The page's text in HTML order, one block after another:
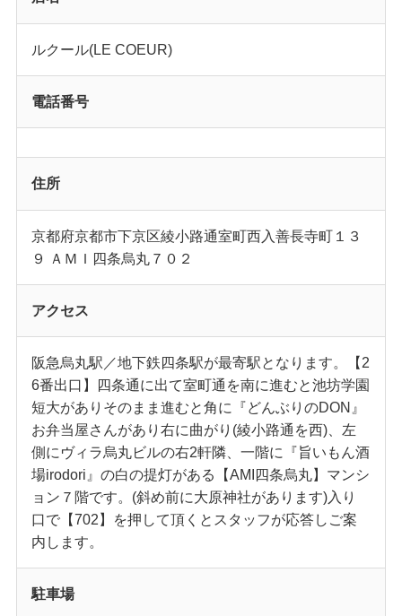
ルクール(LE COEUR)
電話番号
住所
京都府京都市下京区綾小路通室町西入善長寺町１３
９ ＡＭＩ四条烏丸７０２
アクセス
阪急烏丸駅／地下鉄四条駅が最寄駅となります。【2
6番出口】四条通に出て室町通を南に進むと池坊学園
短大がありそのまま進むと角に『どんぶりのDON』
お弁当屋さんがあり右に曲がり(綾小路通を西)、左
側にヴィラ烏丸ビルの右2軒隣、一階に『旨いもん酒
場irodori』の白の提灯がある【AMI四条烏丸】マンシ
ョン７階です。(斜め前に大原神社があります)入り
口で【702】を押して頂くとスタッフが応答しご案
内します。
駐車場